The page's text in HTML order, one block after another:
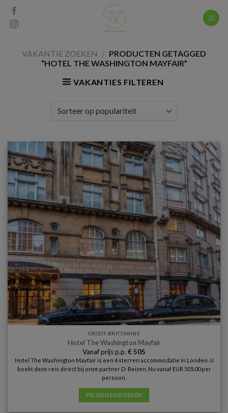
Skip
content
VAKANTIE ZOEKEN / PRODUCTEN GETAGGED
“HOTEL THE WASHINGTON MAYFAIR”
VAKANTIES FILTEREN
GROOT-BRITTANNIE
Hotel The Washington Mayfair
Vanaf prijs p.p. €505
Hotel The Washington Mayfair is een 4 sterren accommodatie in Londen. U
boekt deze reis direct bij onze partner D-Reizen. Nu vanaf EUR 505.00 per
persoon.
PRIJZEN EN BOEKEN